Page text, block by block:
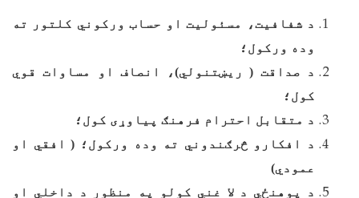
د شفافيت، مسئوليت او حساب ورکوني کلتور ته
وده ورکول؛
د صداقت ( ريښتنولي)، انصاف او مساوات قوي
کول؛
د متقابل احترام فرهنګ پياوړی کول؛
د افکارو څرګندوني ته وده ورکول؛ ( افقي او
عمودي)
د پوهنځي د لا غني کولو په منظور د داخلي او